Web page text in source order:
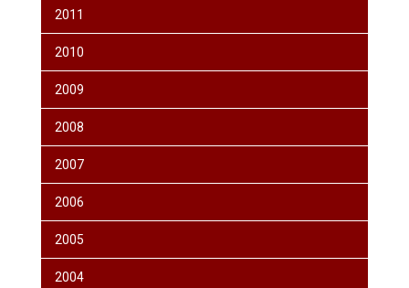
2011
2010
2009
2008
2007
2006
2005
2004